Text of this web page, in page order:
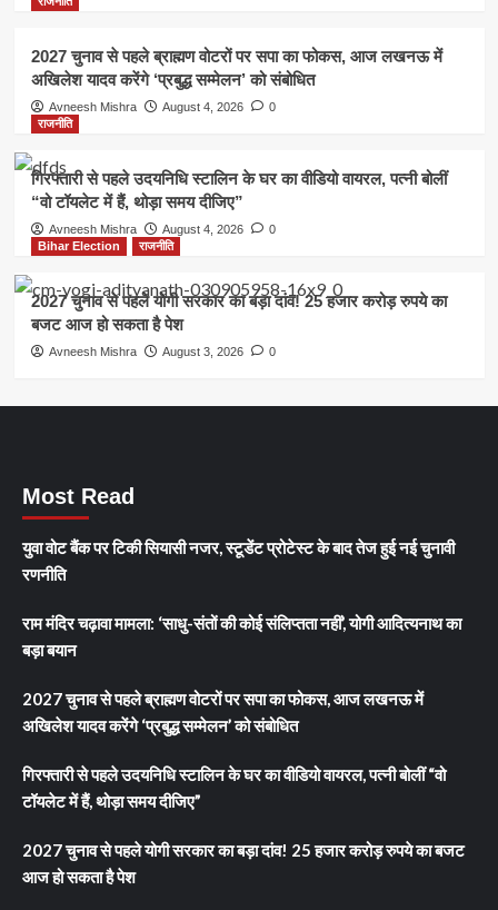
2027 चुनाव से पहले ब्राह्मण वोटरों पर सपा का फोकस, आज लखनऊ में
अखिलेश यादव करेंगे ‘प्रबुद्ध सम्मेलन’ को संबोधित
Avneesh Mishra August 4, 2026
0
राजनीति
गिरफ्तारी से पहले उदयनिधि स्टालिन के घर का वीडियो वायरल, पत्नी बोलीं
“वो टॉयलेट में हैं, थोड़ा समय दीजिए”
Avneesh Mishra August 4, 2026
0
Bihar Election
राजनीति
2027 चुनाव से पहले योगी सरकार का बड़ा दांव! 25 हजार करोड़ रुपये का
बजट आज हो सकता है पेश
Avneesh Mishra August 3, 2026 0
Most Read
युवा वोट बैंक पर टिकी सियासी नजर, स्टूडेंट प्रोटेस्ट के बाद तेज हुई नई चुनावी
रणनीति
राम मंदिर चढ़ावा मामला: ‘साधु-संतों की कोई संलिप्तता नहीं’, योगी आदित्यनाथ का
बड़ा बयान
2027 चुनाव से पहले ब्राह्मण वोटरों पर सपा का फोकस, आज लखनऊ में
अखिलेश यादव करेंगे ‘प्रबुद्ध सम्मेलन’ को संबोधित
गिरफ्तारी से पहले उदयनिधि स्टालिन के घर का वीडियो वायरल, पत्नी बोलीं “वो
टॉयलेट में हैं, थोड़ा समय दीजिए”
2027 चुनाव से पहले योगी सरकार का बड़ा दांव! 25 हजार करोड़ रुपये का बजट
आज हो सकता है पेश